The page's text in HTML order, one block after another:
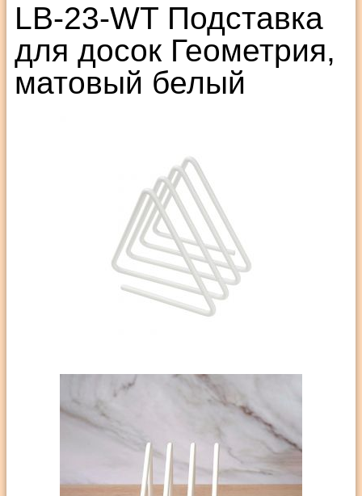
LB-23-WT Подставка
для досок Геометрия,
матовый белый